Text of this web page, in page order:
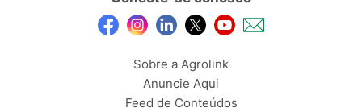
Sobre a Agrolink
Anuncie Aqui
Feed de Conteúdos